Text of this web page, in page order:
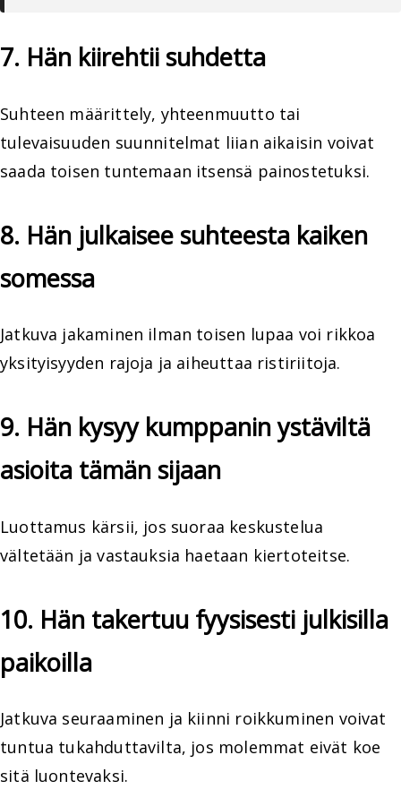
7. Hän kiirehtii suhdetta
Suhteen määrittely, yhteenmuutto tai
tulevaisuuden suunnitelmat liian aikaisin voivat
saada toisen tuntemaan itsensä painostetuksi.
8. Hän julkaisee suhteesta kaiken
somessa
Jatkuva jakaminen ilman toisen lupaa voi rikkoa
yksityisyyden rajoja ja aiheuttaa ristiriitoja.
9. Hän kysyy kumppanin ystäviltä
asioita tämän sijaan
Luottamus kärsii, jos suoraa keskustelua
vältetään ja vastauksia haetaan kiertoteitse.
10. Hän takertuu fyysisesti julkisilla
paikoilla
Jatkuva seuraaminen ja kiinni roikkuminen voivat
tuntua tukahduttavilta, jos molemmat eivät koe
sitä luontevaksi.